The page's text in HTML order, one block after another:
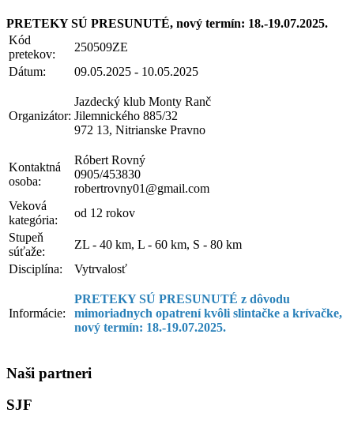
PRETEKY SÚ PRESUNUTÉ, nový termín: 18.-19.07.2025.
Kód
pretekov:
250509ZE
Dátum:
09.05.2025 - 10.05.2025
Organizátor:
Jazdecký klub Monty Ranč
Jilemnického 885/32
972 13, Nitrianske Pravno
Kontaktná
osoba:
Róbert Rovný
0905/453830
robertrovny01@gmail.com
Veková
kategória:
od 12 rokov
Stupeň
súťaže:
ZL - 40 km, L - 60 km, S - 80 km
Disciplína:
Vytrvalosť
Informácie:
PRETEKY SÚ PRESUNUTÉ z dôvodu
mimoriadnych opatrení kvôli slintačke a krívačke,
nový termín: 18.-19.07.2025.
Naši partneri
SJF